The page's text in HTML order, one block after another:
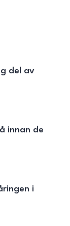
del av
innan de